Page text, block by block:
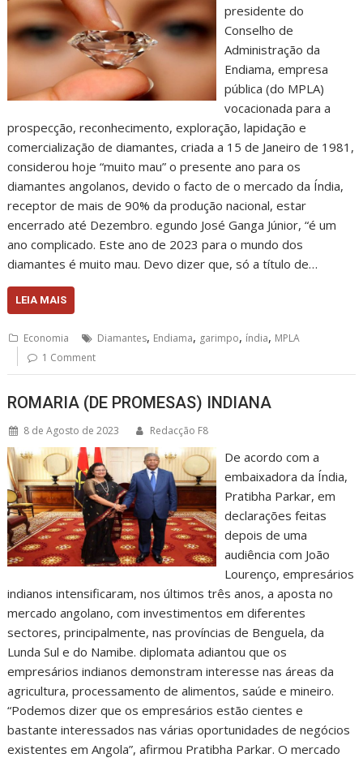
presidente do
Conselho de
Administração da
Endiama, empresa
pública (do MPLA)
vocacionada para a
prospecção, reconhecimento, exploração, lapidação e
comercialização de diamantes, criada a 15 de Janeiro de 1981,
considerou hoje “muito mau” o presente ano para os
diamantes angolanos, devido o facto de o mercado da Índia,
receptor de mais de 90% da produção nacional, estar
encerrado até Dezembro. egundo José Ganga Júnior, “é um
ano complicado. Este ano de 2023 para o mundo dos
diamantes é muito mau. Devo dizer que, só a título de…
LEIA MAIS
Economia Diamantes, Endiama, garimpo, índia, MPLA
1 Comment
ROMARIA (DE PROMESAS) INDIANA
8 de Agosto de 2023 Redacção F8
De acordo com a
embaixadora da Índia,
Pratibha Parkar, em
declarações feitas
depois de uma
audiência com João
Lourenço, empresários
indianos intensificaram, nos últimos três anos, a aposta no
mercado angolano, com investimentos em diferentes
sectores, principalmente, nas províncias de Benguela, da
Lunda Sul e do Namibe. diplomata adiantou que os
empresários indianos demonstram interesse nas áreas da
agricultura, processamento de alimentos, saúde e mineiro.
“Podemos dizer que os empresários estão cientes e
bastante interessados nas várias oportunidades de negócios
existentes em Angola”, afirmou Pratibha Parkar. O mercado